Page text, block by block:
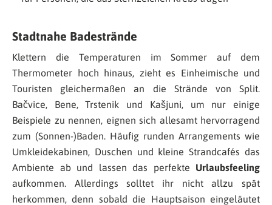
Stadtnahe Badestrände
Klettern die Temperaturen im Sommer auf dem
Thermometer hoch hinaus, zieht es Einheimische und
Touristen gleichermaßen an die Strände von Split.
Bačvice, Bene, Trstenik und Kašjuni, um nur einige
Beispiele zu nennen, eignen sich allesamt hervorragend
zum (Sonnen-)Baden. Häufig runden Arrangements wie
Umkleidekabinen, Duschen und kleine Strandcafés das
Ambiente ab und lassen das perfekte Urlaubsfeeling
aufkommen. Allerdings solltet ihr nicht allzu spät
herkommen, denn sobald die Hauptsaison eingeläutet